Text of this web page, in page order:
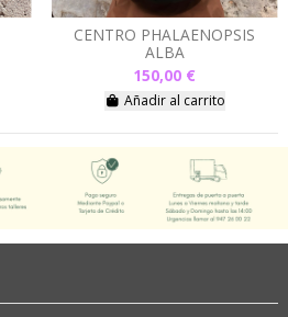
CENTRO PHALAENOPSIS
ALBA
150,00 €
Añadir al carrito